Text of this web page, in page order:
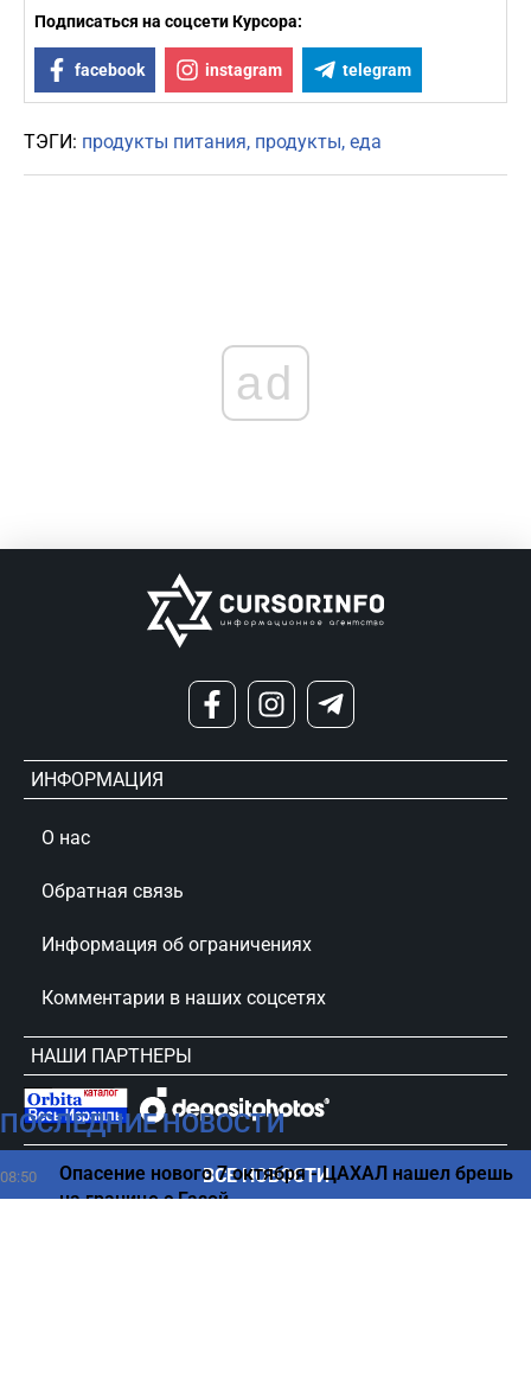
Подписаться на соцсети Курсора:
facebook instagram telegram
ТЭГИ: продукты питания продукты еда
ПОСЛЕДНИЕ НОВОСТИ
08:50
Опасение нового 7 октября - ЦАХАЛ нашел брешь
на границе с Газой
ВСЕ НОВОСТИ
ad
ИНФОРМАЦИЯ
О нас
Обратная связь
Информация об ограничениях
Комментарии в наших соцсетях
НАШИ ПАРТНЕРЫ
сursorinfo.co.il © Все права защищены